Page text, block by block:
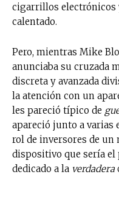
cigarrillos electrónicos
calentado.
Pero, mientras Mike
anunciaba su cruzada
discreta y avanzada
la atención con un
les pareció típico de
apareció junto a varias
rol de inversores de un
dispositivo que sería
dedicado a la verdadera